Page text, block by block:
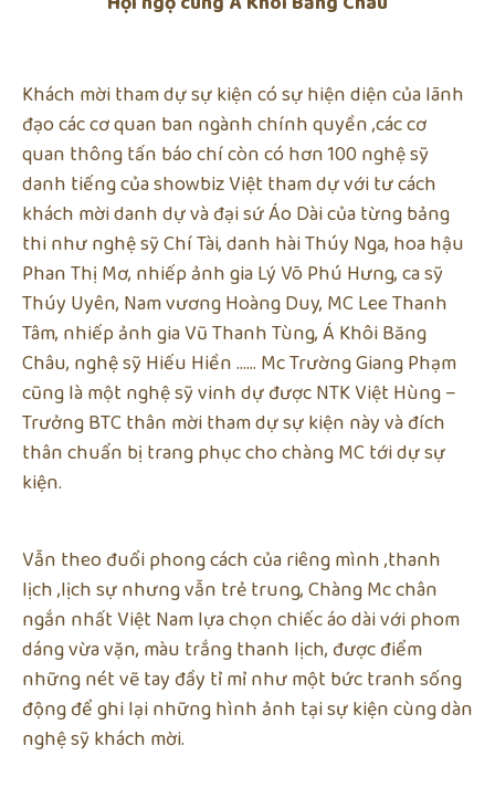
Khách mời tham dự sự kiện có sự hiện diện của lãnh
đạo các cơ quan ban ngành chính quyền ,các cơ
quan thông tấn báo chí còn có hơn 100 nghệ sỹ
danh tiếng của showbiz Việt tham dự với tư cách
khách mời danh dự và đại sứ Áo Dài của từng bảng
thi như nghệ sỹ Chí Tài, danh hài Thúy Nga, hoa hậu
Phan Thị Mơ, nhiếp ảnh gia Lý Võ Phú Hưng, ca sỹ
Thúy Uyên, Nam vương Hoàng Duy, MC Lee Thanh
Tâm, nhiếp ảnh gia Vũ Thanh Tùng, Á Khôi Băng
Châu, nghệ sỹ Hiếu Hiền …… Mc Trường Giang Phạm
cũng là một nghệ sỹ vinh dự được NTK Việt Hùng –
Trưởng BTC thân mời tham dự sự kiện này và đích
thân chuẩn bị trang phục cho chàng MC tới dự sự
kiện.
Vẫn theo đuổi phong cách của riêng mình ,thanh
lịch ,lịch sự nhưng vẫn trẻ trung, Chàng Mc chân
ngắn nhất Việt Nam lựa chọn chiếc áo dài với phom
dáng vừa vặn, màu trắng thanh lịch, được điểm
những nét vẽ tay đầy tỉ mỉ như một bức tranh sống
động để ghi lại những hình ảnh tại sự kiện cùng dàn
nghệ sỹ khách mời.